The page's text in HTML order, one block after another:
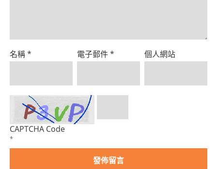
名稱* 電子郵件* 個人網站
CAPTCHA Code
*